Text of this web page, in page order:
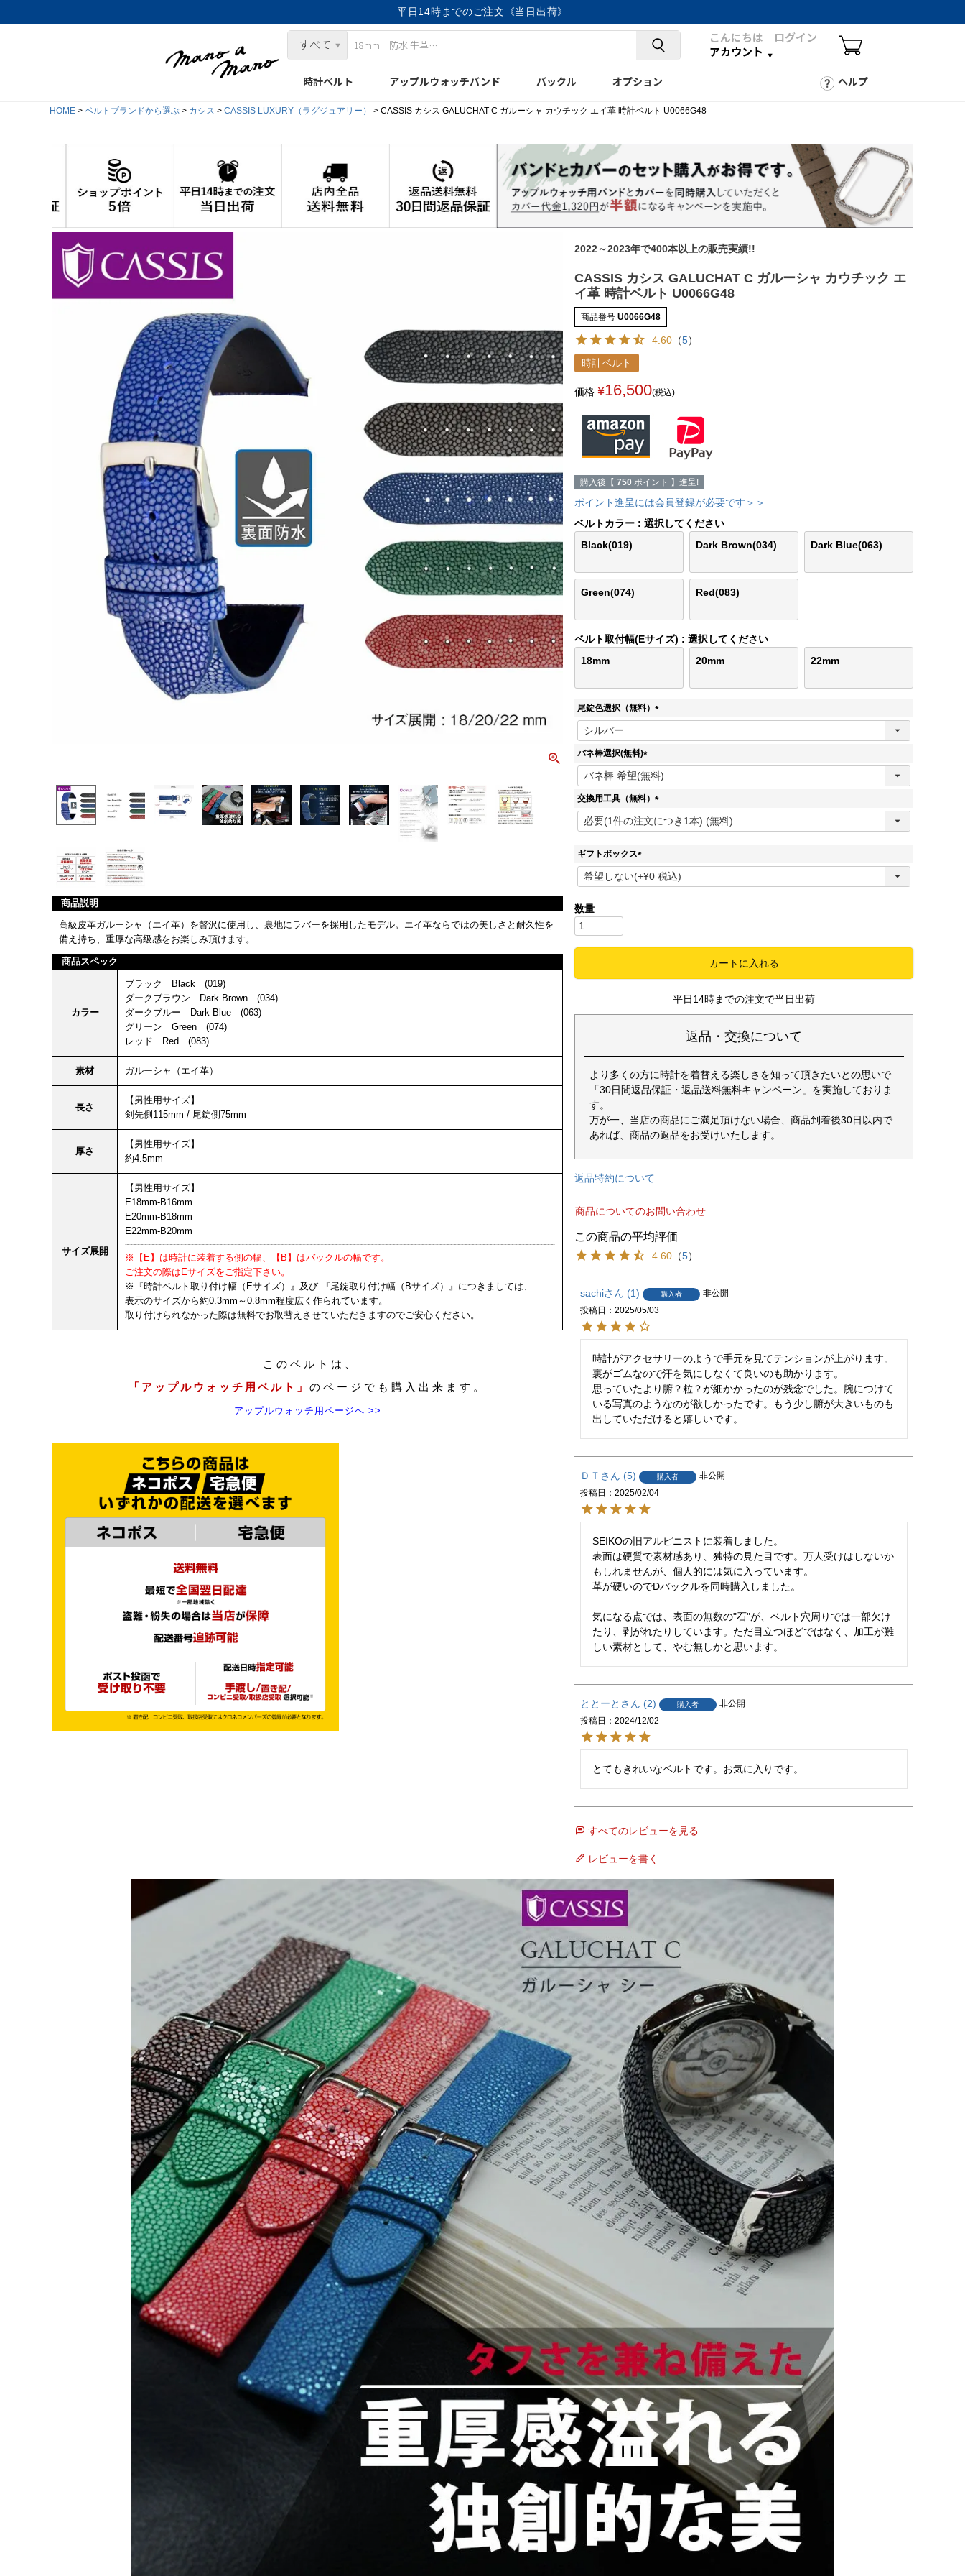
平日14時までのご注文《当日出荷》
こんにちは ログイン
アカウント
時計ベルト アップルウォッチバンド バックル オプション ヘルプ
HOME ベルトブランドから選ぶ カシス CASSIS LUXURY（ラグジュアリー） CASSIS カシス GALUCHAT C ガルーシャ カウチック エイ革 時計ベルト U0066G48
商品説明
高級皮革ガルーシャ（エイ革）を贅沢に使用し、裏地にラバーを採用したモデル。エイ革ならではの美しさと耐久性を
備え持ち、重厚な高級感をお楽しみ頂けます。
商品スペック
カラー
ブラック Black (019)
ダークブラウン Dark Brown (034)
ダークブルー Dark Blue (063)
グリーン Green (074)
レッド Red (083)
素材 ガルーシャ（エイ革）
長さ
【男性用サイズ】
剣先側115mm / 尾錠側75mm
厚さ
【男性用サイズ】
約4.5mm
サイズ展開
【男性用サイズ】
E18mm-B16mm
E20mm-B18mm
E22mm-B20mm
※【E】は時計に装着する側の幅、【B】はバックルの幅です。
ご注文の際はEサイズをご指定下さい。
※『時計ベルト取り付け幅（Eサイズ）』及び 『尾錠取り付け幅（Bサイズ）』につきましては、
表示のサイズから約0.3mm～0.8mm程度広く作られています。
取り付けられなかった際は無料でお取替えさせていただきますのでご安心ください。
このベルトは、
「アップルウォッチ用ベルト」 のページでも購入出来ます。
アップルウォッチ用ページへ >>
2022～2023年で400本以上の販売実績!!
CASSIS カシス GALUCHAT C ガルーシャ カウチック エ
イ革 時計ベルト U0066G48
商品番号 U0066G48
4.60 （5）
時計ベルト
価格 ¥16,500(税込)
購入後【 750 ポイント 】進呈!
ポイント進呈には会員登録が必要です＞＞
ベルトカラー
選択してください
Black(019)
Dark Brown(034) Dark Blue(063)
Green(074) Red(083)
ベルト取付幅(Eサイズ)
選択してください
18mm
20mm 22mm
尾錠色選択（無料）
(
バネ棒選択(無料)
(
必
須
交換用工具（無料）
(
必
ギフトボックス
(
必
カートに入れる
平日14時までの注文で当日出荷
返品・交換について
より多くの方に時計を着替える楽しさを知って頂きたいとの思いで
「30日間返品保証・返品送料無料キャンペーン」を実施しておりま
す。
万が一、当店の商品にご満足頂けない場合、商品到着後30日以内で
あれば、商品の返品をお受けいたします。
返品特約について
商品についてのお問い合わせ
4.60 （5）
sachi 1 購入者
非公開
投稿日
2025/05/03
時計がアクセサリーのようで手元を見てテンションが上がります。
裏がゴムなので汗を気にしなくて良いのも助かります。
思っていたより腑？粒？が細かかったのが残念でした。腕につけて
いる写真のようなのが欲しかったです。もう少し腑が大きいものも
出していただけると嬉しいです。
ＤＴ 5 購入者
非公開
投稿日
2025/02/04
SEIKOの旧アルピニストに装着しました。
表面は硬質で素材感あり、独特の見た目です。万人受けはしないか
もしれませんが、個人的には気に入っています。
革が硬いのでDバックルを同時購入しました。
気になる点では、表面の無数の"石"が、ベルト穴周りでは一部欠け
たり、剥がれたりしています。ただ目立つほどではなく、加工が難
しい素材として、やむ無しかと思います。
ととーと 2 購入者
非公開
投稿日
2024/12/02
とてもきれいなベルトです。お気に入りです。
すべてのレビューを見る
レビューを書く